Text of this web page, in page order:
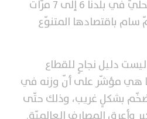
القطاع نسبةً للنّاتج المحليّ في بلدنا 6 إلى 7 مرّات
باقتصادها المتنوّع
دليل نجاحٍ للقطاع
هي مؤشّر على أنّ وزنه في
بشكلٍ غريب، وذلك حتّى
وأعرق المصارف العالميّة.